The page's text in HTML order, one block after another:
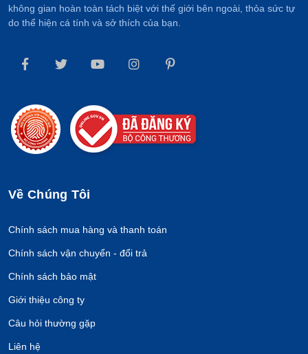
không gian hoàn toàn tách biệt với thế giới bên ngoài, thỏa sức tự
do thể hiện cá tính và sở thích của bạn.
Về Chúng Tôi
Chính sách mua hàng và thanh toán
Chính sách vận chuyển - đổi trả
Chính sách bảo mật
Giới thiệu công ty
Câu hỏi thường gặp
Liên hệ